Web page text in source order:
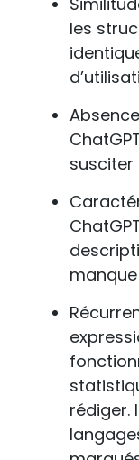
les
susciter
rédiger.